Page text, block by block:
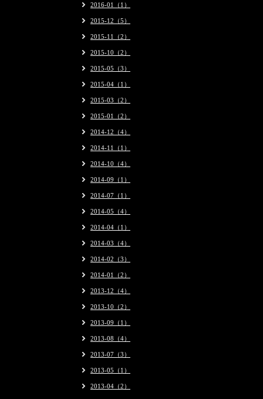
2016-01（1）
2015-12（5）
2015-11（2）
2015-10（2）
2015-05（3）
2015-04（1）
2015-03（2）
2015-01（2）
2014-12（4）
2014-11（1）
2014-10（4）
2014-09（1）
2014-07（1）
2014-05（4）
2014-04（1）
2014-03（4）
2014-02（3）
2014-01（2）
2013-12（4）
2013-10（2）
2013-09（1）
2013-08（4）
2013-07（3）
2013-05（1）
2013-04（2）